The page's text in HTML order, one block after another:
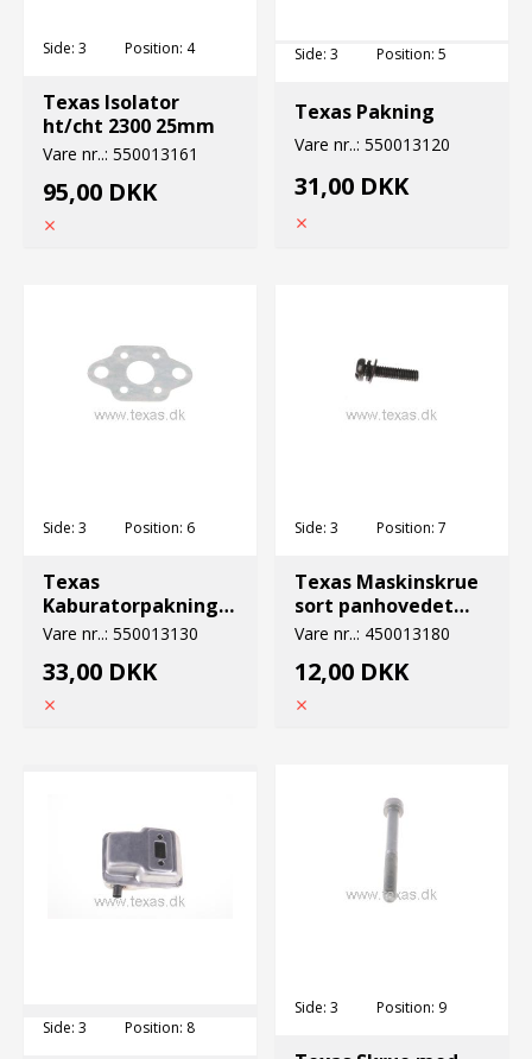
Side: 3 Position: 4
Texas Isolator
ht/cht 2300 25mm
Vare nr..: 550013161
95,00 DKK
Side: 3 Position: 5
Texas Pakning
Vare nr..: 550013120
31,00 DKK
Side: 3 Position: 6
Texas
Kaburatorpakning
bc23/26/sgc
Vare nr..: 550013130
33,00 DKK
Side: 3 Position: 7
Texas Maskinskrue
sort panhovedet
5x20
Vare nr..: 450013180
12,00 DKK
Side: 3 Position: 8
Side: 3 Position: 9